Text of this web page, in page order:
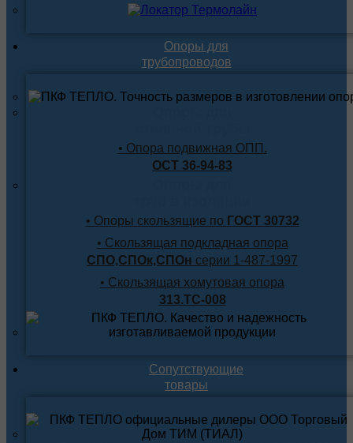
Опоры для
трубопроводов
• Опора подвижная ОПП.
ОСТ 36-94-83
• Опоры скользящие по ГОСТ 30732
• Скользящая подкладная опора
СПО,СПОк,СПОн серии 1-487-1997
• Скользящая хомутовая опора
313.ТС-008
Сопутствующие
товары